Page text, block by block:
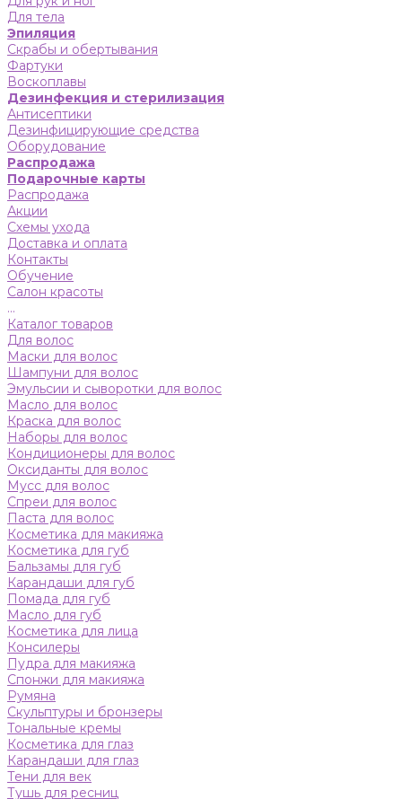
Для тела
Эпиляция
Скрабы и обертывания
Фартуки
Воскоплавы
Дезинфекция и стерилизация
Антисептики
Дезинфицирующие средства
Оборудование
Распродажа
Подарочные карты
Распродажа
Акции
Схемы ухода
Доставка и оплата
Контакты
Обучение
Салон красоты
...
Каталог товаров
Для волос
Маски для волос
Шампуни для волос
Эмульсии и сыворотки для волос
Масло для волос
Краска для волос
Наборы для волос
Кондиционеры для волос
Оксиданты для волос
Мусс для волос
Спреи для волос
Паста для волос
Косметика для макияжа
Косметика для губ
Бальзамы для губ
Карандаши для губ
Помада для губ
Масло для губ
Косметика для лица
Консилеры
Пудра для макияжа
Спонжи для макияжа
Румяна
Скульптуры и бронзеры
Тональные кремы
Косметика для глаз
Карандаши для глаз
Тени для век
Тушь для ресниц